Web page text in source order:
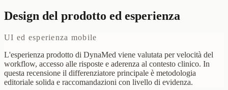
Design del prodotto ed esperienza
UI ed esperienza mobile
L'esperienza prodotto di DynaMed viene valutata per velocità del
workflow, accesso alle risposte e aderenza al contesto clinico. In
questa recensione il differenziatore principale è metodologia
editoriale solida e raccomandazioni con livello di evidenza.